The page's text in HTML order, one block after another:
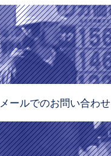
メールでのお問い合わ